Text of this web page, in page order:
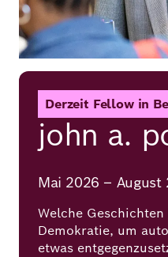
Derzeit Fellow in
john a.
Mai 2026 – August
Welche
Demokratie, um
etwas